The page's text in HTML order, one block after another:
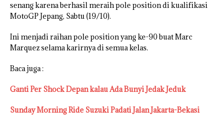
senang karena berhasil meraih pole position di kualifikasi
MotoGP Jepang, Sabtu (19/10).
Ini menjadi raihan pole position yang ke-90 buat Marc
Marquez selama karirnya di semua kelas.
Baca juga :
Ganti Per Shock Depan kalau Ada Bunyi Jedak Jeduk
Sunday Morning Ride Suzuki Padati Jalan Jakarta-Bekasi